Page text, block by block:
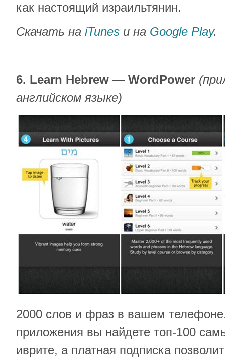
как настоящий израильтянин.
Скачать на iTunes и на Google Play.
6. Learn Hebrew — WordPower
английском языке)
2000 слов и фраз в вашем
приложения вы найдете топ-100
иврите, а платная подписка